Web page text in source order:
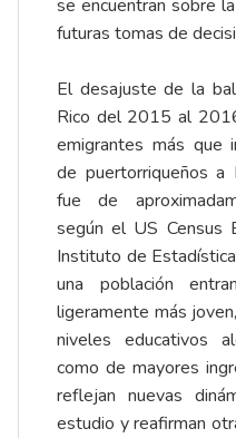
se encuentran sobre
futuras tomas de
El desajuste de la
Rico del 2015 al
emigrantes más que
de puertorriqueños
fue de
según el US Census
Instituto de
una población
ligeramente más
niveles educativos
como de mayores
reflejan nuevas
estudio y reafirman